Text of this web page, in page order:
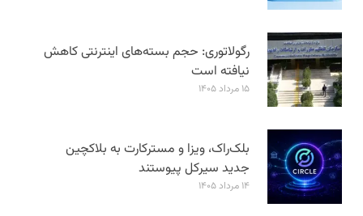
رگولاتوری: حجم بسته‌های اینترنتی کاهش
نیافته است
۱۵ مرداد ۱۴۰۵
بلک‌راک، ویزا و مسترکارت به بلاکچین
جدید سیرکل پیوستند
۱۴ مرداد ۱۴۰۵